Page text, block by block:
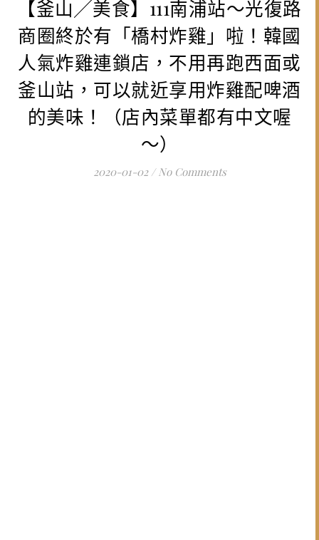
【釜山╱美食】111南浦站～光復路
商圈終於有「橋村炸雞」啦！韓國
人氣炸雞連鎖店，不用再跑西面或
釜山站，可以就近享用炸雞配啤酒
的美味！（店內菜單都有中文喔
～）
2020-01-02 / No Comments